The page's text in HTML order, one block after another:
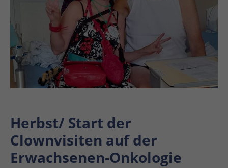
Herbst/ Start der
Clownvisiten auf der
Erwachsenen-Onkologie